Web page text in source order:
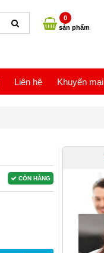
0
sản phẩm
Liên hệ Khuyến mại
CÒN HÀNG